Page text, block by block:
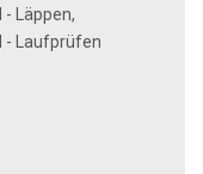
- Läppen,
- Laufprüfen